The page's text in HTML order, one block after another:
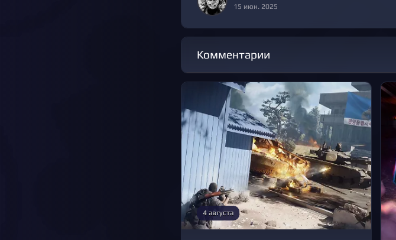
15 июн. 2025
Комментарии
4 августа